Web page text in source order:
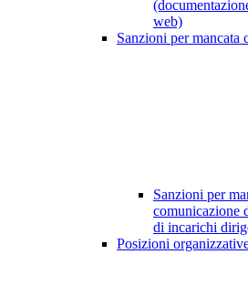
web)
Sanzioni per mancata
Sanzioni per
comunicazione
di incarichi
Posizioni